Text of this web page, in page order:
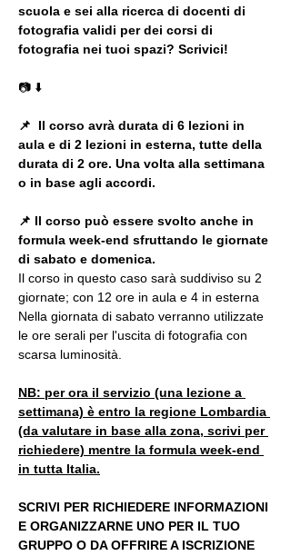
scuola e sei alla ricerca di docenti di
fotografia validi per dei corsi di
fotografia nei tuoi spazi? Scrivici!
📷 ⬇️
📌
Il corso avrà durata di 6 lezioni in
aula e di 2 lezioni in esterna, tutte della
durata di 2 ore. Una volta alla settimana
o in base agli accordi.
📌 Il corso può essere svolto anche in
formula week-end sfruttando le giornate
di sabato e domenica.
Il corso in questo caso sarà suddiviso su 2
giornate; con 12 ore in aula e 4 in esterna
Nella giornata di sabato verranno utilizzate
le ore serali per l'uscita di fotografia con
scarsa luminosità.
NB: per ora il servizio (una lezione a
settimana) è entro la regione Lombardia
(da valutare in base alla zona, scrivi per
richiedere) mentre la formula week-end
in tutta Italia.
SCRIVI PER RICHIEDERE INFORMAZIONI
E ORGANIZZARNE UNO PER IL TUO
GRUPPO O DA OFFRIRE A ISCRIZIONE